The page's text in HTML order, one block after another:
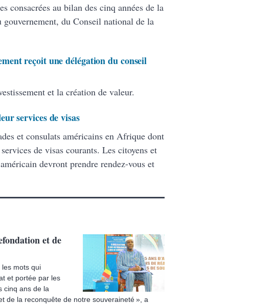
consacrées au bilan des cinq années de la
gouvernement, du Conseil national de la
reçoit une délégation du conseil
et la création de valeur.
services de visas
et consulats américains en Afrique dont
de visas courants. Les citoyens et
devront prendre rendez-vous et
et de
mots qui
et portée par les
cinq ans de la
de la reconquête de notre souveraineté », a